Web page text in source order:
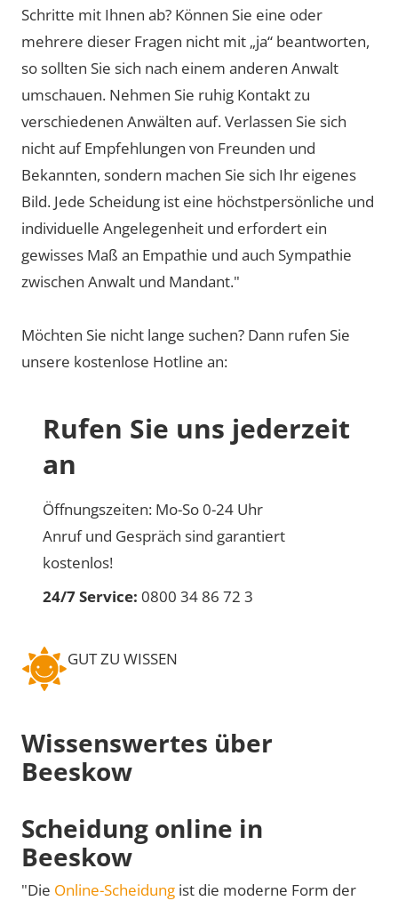
Schritte mit Ihnen ab? Können Sie eine oder
mehrere dieser Fragen nicht mit „ja“ beantworten,
so sollten Sie sich nach einem anderen Anwalt
umschauen. Nehmen Sie ruhig Kontakt zu
verschiedenen Anwälten auf. Verlassen Sie sich
nicht auf Empfehlungen von Freunden und
Bekannten, sondern machen Sie sich Ihr eigenes
Bild. Jede Scheidung ist eine höchstpersönliche und
individuelle Angelegenheit und erfordert ein
gewisses Maß an Empathie und auch Sympathie
zwischen Anwalt und Mandant."
Möchten Sie nicht lange suchen? Dann rufen Sie
unsere kostenlose Hotline an:
Rufen Sie uns jederzeit
an
Öffnungszeiten: Mo-So 0-24 Uhr
Anruf und Gespräch sind garantiert
kostenlos!
24/7 Service: 0800 34 86 72 3
GUT ZU WISSEN
Wissenswertes über
Beeskow
Scheidung online in
Beeskow
"Die Online-Scheidung ist die moderne Form der